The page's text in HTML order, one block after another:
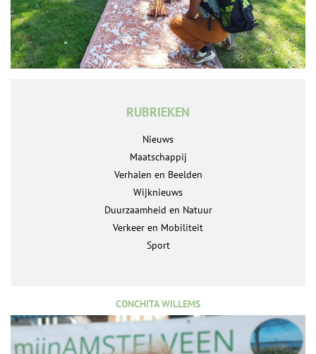
RUBRIEKEN
Nieuws
Maatschappij
Verhalen en Beelden
Wijknieuws
Duurzaamheid en Natuur
Verkeer en Mobiliteit
Sport
CONCHITA WILLEMS